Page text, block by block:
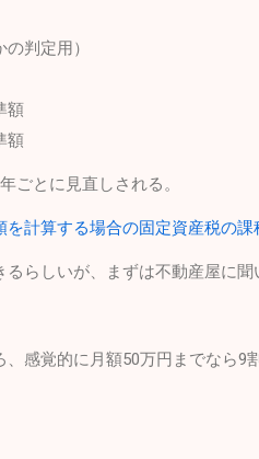
判定用）
額
額
ごとに見直しされる。
計算する場合の固定資産税の
らしいが、まずは不動産屋に聞
感覚的に月額50万円までなら9